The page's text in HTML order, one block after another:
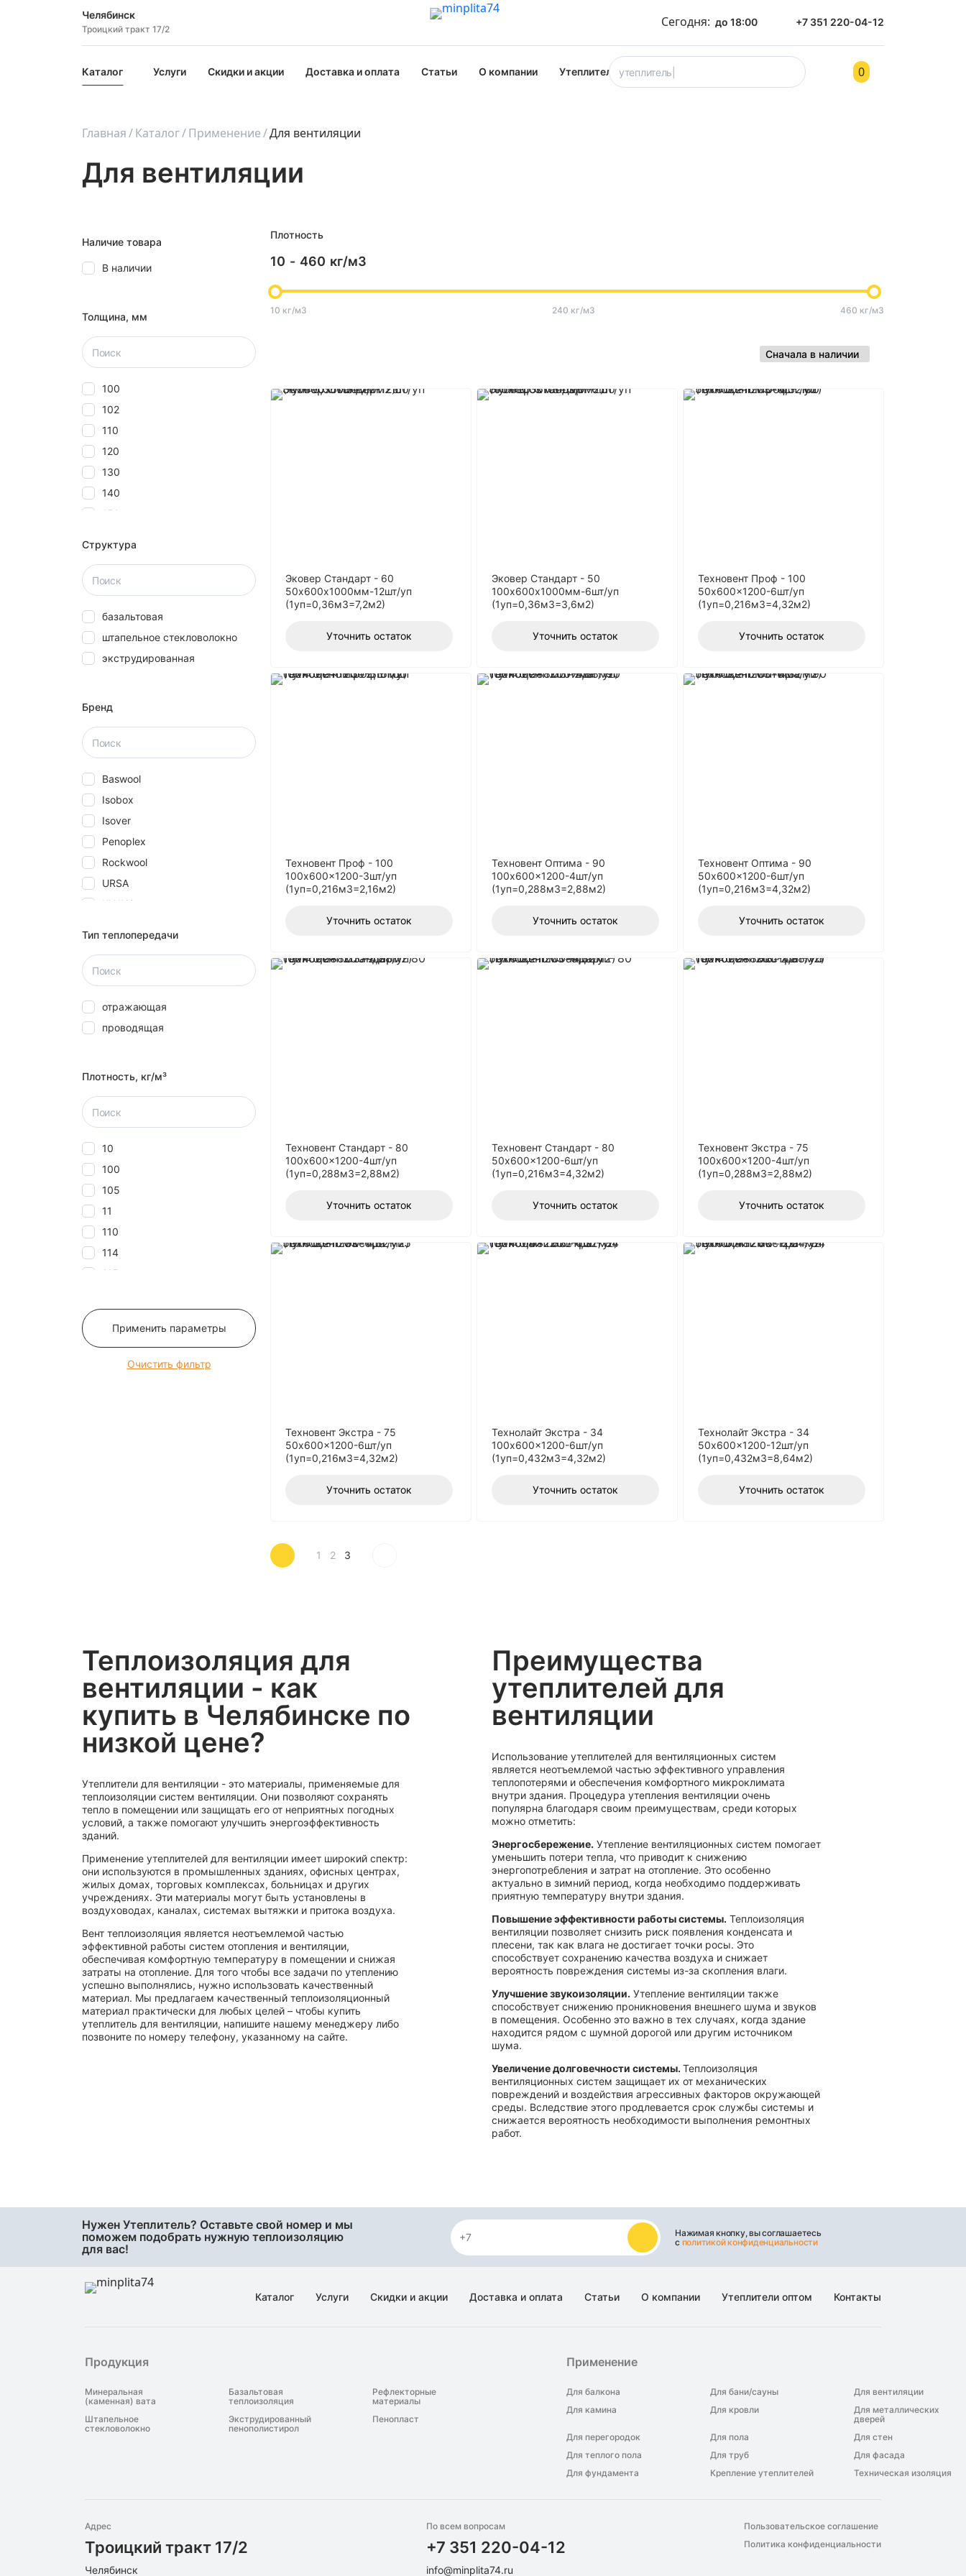
Челябинск
Троицкий тракт 17/2 Сегодня: до 18:00 +7 351 220-04-12
Каталог Услуги Скидки и акции Доставка и оплата Статьи О компании Утеплители оптом 0
Главная Каталог Применение Для вентиляции
Для вентиляции
Наличие товара
В наличии
Толщина, мм
100
102
110
120
130
140
150
20
2000
25
27
28
50
60
70
80
Структура
базальтовая
штапельное стекловолокно
экструдированная
Бренд
Baswool
Isobox
Isover
Penoplex
Rockwool
URSA
КНАУФ
Тип теплопередачи
отражающая
проводящая
Плотность, кг/м³
10
100
105
11
110
114
115
125
20
22
25
27
28
34
35
36
37
38
40
45
48
50
60
70
75
80
Применить параметры
Очистить фильтр
Плотность
10 - 460 кг/м3
10 кг/м3 240 кг/м3 460 кг/м3
Эковер Стандарт - 60
50х600х1000мм-12шт/уп
(1уп=0,36м3=7,2м2)
Уточнить остаток
Эковер Стандарт - 50
100х600х1000мм-6шт/уп
(1уп=0,36м3=3,6м2)
Уточнить остаток
Техновент Проф - 100
50x600x1200-6шт/уп
(1уп=0,216м3=4,32м2)
Уточнить остаток
Техновент Проф - 100
100x600x1200-3шт/уп
(1уп=0,216м3=2,16м2)
Уточнить остаток
Техновент Оптима - 90
100x600x1200-4шт/уп
(1уп=0,288м3=2,88м2)
Уточнить остаток
Техновент Оптима - 90
50x600x1200-6шт/уп
(1уп=0,216м3=4,32м2)
Уточнить остаток
Техновент Стандарт - 80
100x600x1200-4шт/уп
(1уп=0,288м3=2,88м2)
Уточнить остаток
Техновент Стандарт - 80
50x600x1200-6шт/уп
(1уп=0,216м3=4,32м2)
Уточнить остаток
Техновент Экстра - 75
100x600x1200-4шт/уп
(1уп=0,288м3=2,88м2)
Уточнить остаток
Техновент Экстра - 75
50x600x1200-6шт/уп
(1уп=0,216м3=4,32м2)
Уточнить остаток
Технолайт Экстра - 34
100x600x1200-6шт/уп
(1уп=0,432м3=4,32м2)
Уточнить остаток
Технолайт Экстра - 34
50x600x1200-12шт/уп
(1уп=0,432м3=8,64м2)
Уточнить остаток
1 2 3
Теплоизоляция для
вентиляции - как
купить в Челябинске по
низкой цене?
Утеплители для вентиляции - это материалы, применяемые для
теплоизоляции систем вентиляции. Они позволяют сохранять
тепло в помещении или защищать его от неприятных погодных
условий, а также помогают улучшить энергоэффективность
зданий.
Применение утеплителей для вентиляции имеет широкий спектр:
они используются в промышленных зданиях, офисных центрах,
жилых домах, торговых комплексах, больницах и других
учреждениях. Эти материалы могут быть установлены в
воздуховодах, каналах, системах вытяжки и притока воздуха.
Вент теплоизоляция является неотъемлемой частью
эффективной работы систем отопления и вентиляции,
обеспечивая комфортную температуру в помещении и снижая
затраты на отопление. Для того чтобы все задачи по утеплению
успешно выполнялись, нужно использовать качественный
материал. Мы предлагаем качественный теплоизоляционный
материал практически для любых целей – чтобы купить
утеплитель для вентиляции, напишите нашему менеджеру либо
позвоните по номеру телефону, указанному на сайте.
Преимущества
утеплителей для
вентиляции
Использование утеплителей для вентиляционных систем
является неотъемлемой частью эффективного управления
теплопотерями и обеспечения комфортного микроклимата
внутри здания. Процедура утепления вентиляции очень
популярна благодаря своим преимуществам, среди которых
можно отметить:
Энергосбережение. Утепление вентиляционных систем помогает
уменьшить потери тепла, что приводит к снижению
энергопотребления и затрат на отопление. Это особенно
актуально в зимний период, когда необходимо поддерживать
приятную температуру внутри здания.
Повышение эффективности работы системы. Теплоизоляция
вентиляции позволяет снизить риск появления конденсата и
плесени, так как влага не достигает точки росы. Это
способствует сохранению качества воздуха и снижает
вероятность повреждения системы из-за скопления влаги.
Улучшение звукоизоляции. Утепление вентиляции также
способствует снижению проникновения внешнего шума и звуков
в помещения. Особенно это важно в тех случаях, когда здание
находится рядом с шумной дорогой или другим источником
шума.
Увеличение долговечности системы. Теплоизоляция
вентиляционных систем защищает их от механических
повреждений и воздействия агрессивных факторов окружающей
среды. Вследствие этого продлевается срок службы системы и
снижается вероятность необходимости выполнения ремонтных
работ.
Нужен Утеплитель? Оставьте свой номер и мы
поможем подобрать нужную теплоизоляцию
для вас!
Нажимая кнопку, вы соглашаетесь
с политикой конфиденциальности
Каталог Услуги Скидки и акции Доставка и оплата Статьи О компании Утеплители оптом Контакты
Продукция
Минеральная
(каменная) вата
Базальтовая
теплоизоляция
Рефлекторные
материалы
Штапельное
стекловолокно
Экструдированный
пенополистирол
Пенопласт
Применение
Для балкона Для бани/сауны
Для вентиляции
Для камина
Для кровли
Для металлических
дверей
Для перегородок
Для пола
Для стен
Для теплого пола
Для труб
Для фасада
Для фундамента
Крепление утеплителей Техническая изоляция
Адрес
Троицкий тракт 17/2
Челябинск
По всем вопросам
+7 351 220-04-12
info@minplita74.ru
Пользовательское соглашение
Политика конфиденциальности